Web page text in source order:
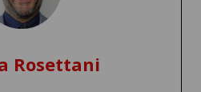
Rosettani